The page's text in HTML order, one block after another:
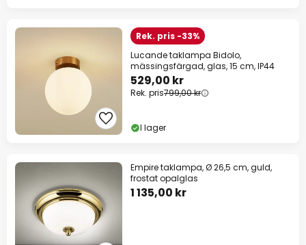
Rek. pris -33%
Lucande taklampa Bidolo,
mässingsfärgad, glas, 15 cm, IP44
529,00 kr
Rek. pris799,00 kr
I lager
Empire taklampa, Ø 26,5 cm, guld,
frostat opalglas
1 135,00 kr